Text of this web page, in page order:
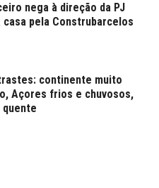
nega à direção da PJ
casa pela Construbarcelos
continente muito
Açores frios e chuvosos,
quente